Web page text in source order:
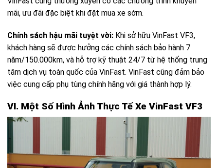
mãi, ưu đãi đặc biệt khi đặt mua xe sớm.
Chính sách hậu mãi tuyệt vời: Khi sở hữu VinFast VF3,
khách hàng sẽ được hưởng các chính sách bảo hành 7
năm/150.000km, và hỗ trợ kỹ thuật 24/7 từ hệ thống trung
tâm dịch vụ toàn quốc của VinFast. VinFast cũng đảm bảo
việc cung cấp phụ tùng chính hãng với giá thành hợp lý.
VI. Một Số Hình Ảnh Thực Tế Xe VinFast VF3